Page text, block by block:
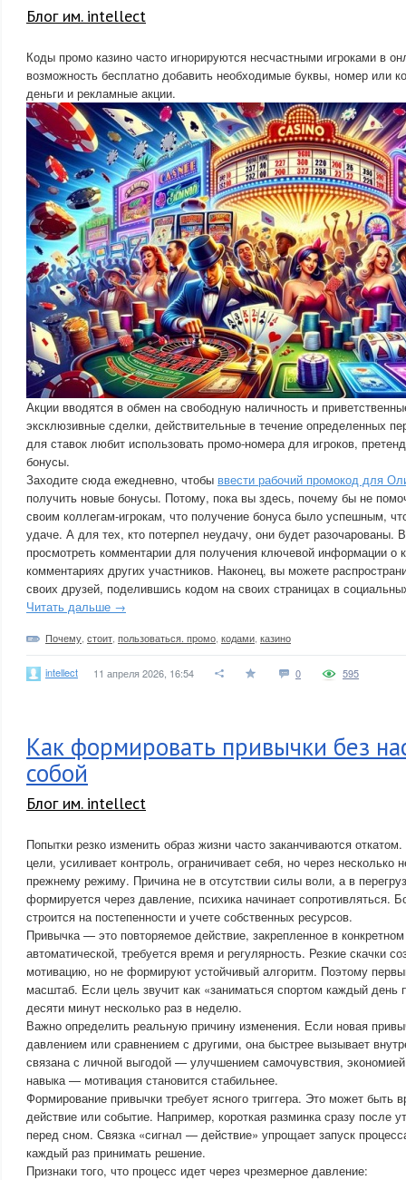
Блог им. intellect
Коды промо казино часто игнорируются несчастными игроками в
возможность бесплатно добавить необходимые буквы, номер или
деньги и рекламные акции.
Акции вводятся в обмен на свободную наличность и
эксклюзивные сделки, действительные в течение определенных
для ставок любит использовать промо-номера для игроков,
бонусы.
Заходите сюда ежедневно, чтобы ввести рабочий промокод для
получить новые бонусы. Потому, пока вы здесь, почему бы не
своим коллегам-игрокам, что получение бонуса было успешным,
удаче. А для тех, кто потерпел неудачу, они будет разочарованы.
просмотреть комментарии для получения ключевой информации о
комментариях других участников. Наконец, вы можете
своих друзей, поделившись кодом на своих страницах в
Читать дальше →
Почему стоит пользоваться. промо кодами казино
intellect 11 апреля 2026, 16:54 0 595
Как формировать привычки без
собой
Блог им. intellect
Попытки резко изменить образ жизни часто заканчиваются
цели, усиливает контроль, ограничивает себя, но через несколько
прежнему режиму. Причина не в отсутствии силы воли, а в
формируется через давление, психика начинает сопротивляться.
строится на постепенности и учете собственных ресурсов.
Привычка — это повторяемое действие, закрепленное в
автоматической, требуется время и регулярность. Резкие скачки
мотивацию, но не формируют устойчивый алгоритм. Поэтому
масштаб. Если цель звучит как «заниматься спортом каждый день
десяти минут несколько раз в неделю.
Важно определить реальную причину изменения. Если новая
давлением или сравнением с другими, она быстрее вызывает
связана с личной выгодой — улучшением самочувствия,
навыка — мотивация становится стабильнее.
Формирование привычки требует ясного триггера. Это может быть
действие или событие. Например, короткая разминка сразу после
перед сном. Связка «сигнал — действие» упрощает запуск
каждый раз принимать решение.
Признаки того, что процесс идет через чрезмерное давление: